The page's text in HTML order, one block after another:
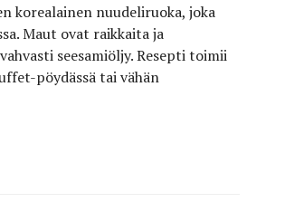
korealainen nuudeliruoka, joka
Maut ovat raikkaita ja
seesamiöljy. Resepti toimii
pöydässä tai vähän
– Korealainen nuudeliruoka